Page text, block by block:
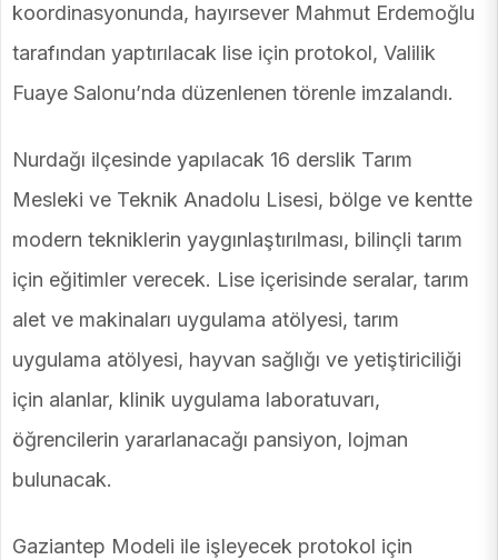
koordinasyonunda, hayırsever Mahmut Erdemoğlu
tarafından yaptırılacak lise için protokol, Valilik
Fuaye Salonu’nda düzenlenen törenle imzalandı.
Nurdağı ilçesinde yapılacak 16 derslik Tarım
Mesleki ve Teknik Anadolu Lisesi, bölge ve kentte
modern tekniklerin yaygınlaştırılması, bilinçli tarım
için eğitimler verecek. Lise içerisinde seralar, tarım
alet ve makinaları uygulama atölyesi, tarım
uygulama atölyesi, hayvan sağlığı ve yetiştiriciliği
için alanlar, klinik uygulama laboratuvarı,
öğrencilerin yararlanacağı pansiyon, lojman
bulunacak.
Gaziantep Modeli ile işleyecek protokol için